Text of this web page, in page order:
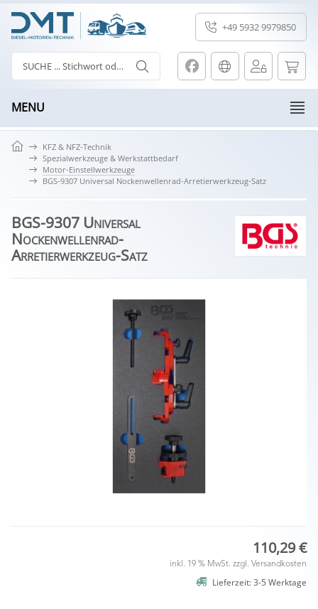
+49 5932 9979850
MENU
KFZ & NFZ-Technik
Spezialwerkzeuge & Werkstattbedarf
Motor-Einstellwerkzeuge
BGS-9307 Universal Nockenwellenrad-Arretierwerkzeug-Satz
BGS-9307 Universal
Nockenwellenrad-
Arretierwerkzeug-Satz
110,29 €
inkl. 19 % MwSt. zzgl. Versandkosten
Lieferzeit: 3-5 Werktage